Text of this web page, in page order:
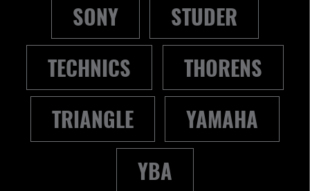
SONY
STUDER
TECHNICS
THORENS
TRIANGLE
YAMAHA
YBA